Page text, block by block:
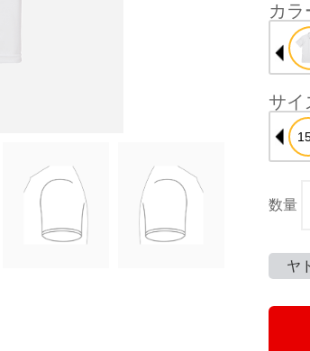
カラ
サイ
数量
ヤ